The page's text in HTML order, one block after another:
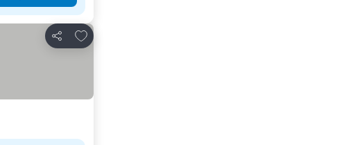
Compartir
Agregar a favoritos